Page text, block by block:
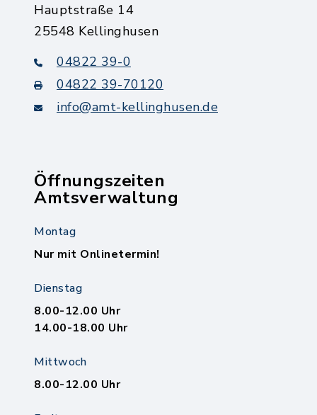
Hauptstraße 14
25548 Kellinghusen
04822 39-0
04822 39-70120
info@amt-kellinghusen.de
Öffnungszeiten
Amtsverwaltung
Montag
Nur mit Onlinetermin!
Dienstag
8.00-12.00 Uhr
14.00-18.00 Uhr
Mittwoch
8.00-12.00 Uhr